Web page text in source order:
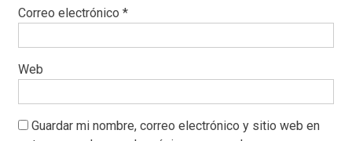
Correo electrónico *
Web
Guardar mi nombre, correo electrónico y sitio web en